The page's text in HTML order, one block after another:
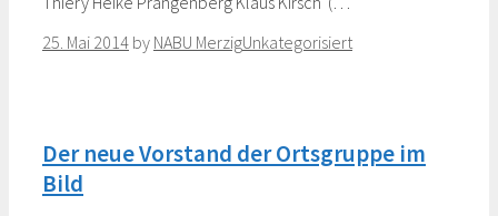
25. Mai 2014 by NABU MerzigCategories
Unkategorisiert
Der neue Vorstand der Ortsgruppe im
Bild